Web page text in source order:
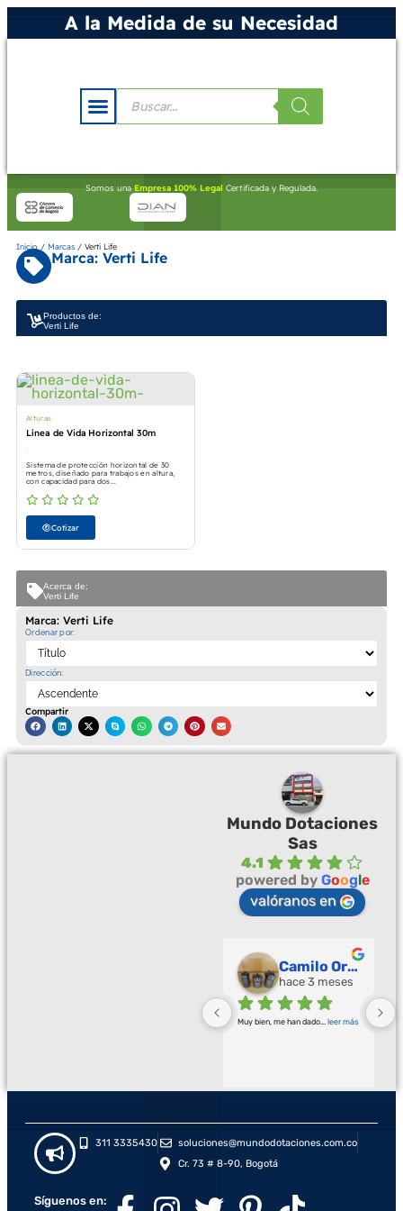
A la Medida de su Necesidad
Somos una Empresa 100% Legal Certificada y Regulada.
Marca: Verti Life
Ordenar por:
Dirección:
Compartir
Inicio / Marcas / Verti Life
Marca: Verti Life
Productos de:
Verti Life
Acerca de:
Verti Life
Alturas
Línea de Vida Horizontal 30m
Sistema de protección horizontal de 30
metros, diseñado para trabajos en altura,
con capacidad para dos...
Cotizar
Mundo Dotaciones
Sas
4.1
powered by Google
valóranos en
Camilo Ortegón
hace 3 meses
Muy bien, me han dado leer más
311 3335430
soluciones@mundodotaciones.com.co
Cr. 73 # 8-90, Bogotá
Síguenos en: